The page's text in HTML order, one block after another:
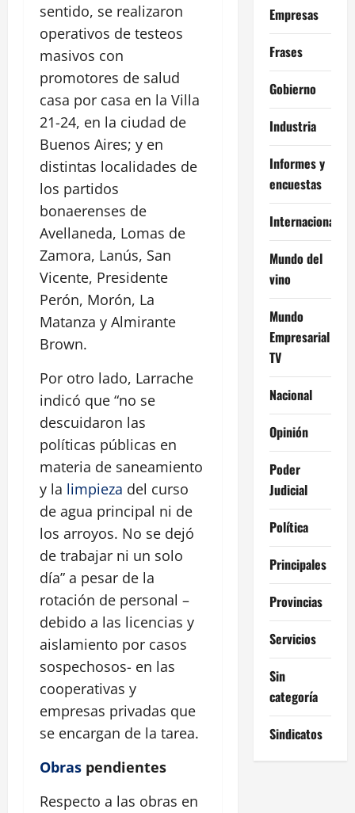
sentido, se realizaron
operativos de testeos
masivos con
promotores de salud
casa por casa en la Villa
21-24, en la ciudad de
Buenos Aires; y en
distintas localidades de
los partidos
bonaerenses de
Avellaneda, Lomas de
Zamora, Lanús, San
Vicente, Presidente
Perón, Morón, La
Matanza y Almirante
Brown.
Por otro lado, Larrache
indicó que “no se
descuidaron las
políticas públicas en
materia de saneamiento
y la limpieza del curso
de agua principal ni de
los arroyos. No se dejó
de trabajar ni un solo
día” a pesar de la
rotación de personal –
debido a las licencias y
aislamiento por casos
sospechosos- en las
cooperativas y
empresas privadas que
se encargan de la tarea.
Obras pendientes
Respecto a las obras en
Empresas
Frases
Gobierno
Industria
Informes y
encuestas
Internacional
Mundo del
vino
Mundo
Empresarial
TV
Nacional
Opinión
Poder
Judicial
Política
Principales
Provincias
Servicios
Sin
categoría
Sindicatos